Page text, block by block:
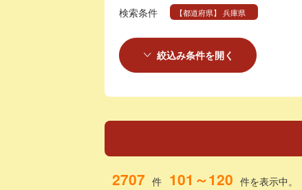
検索条件 【都道府県】 兵庫県
絞込み条件を開く
2707 件 101～120 件を表示中。